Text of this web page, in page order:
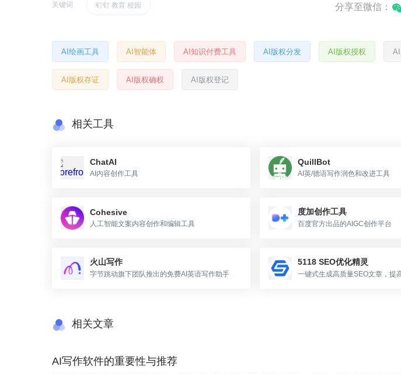
关键词 钉钉 教育 校园 分享至微信：
AI绘画工具 AI智能体 AI知识付费工具 AI版权分发 AI版权授权
AI版权存证 AI版权确权 AI版权登记
相关工具
ChatAI
AI内容创作工具
QuillBot
AI英/德语写作润色和改进工具
Cohesive
人工智能文案内容创作和编辑工具
度加创作工具
百度官方出品的AIGC创作平台
火山写作
字节跳动旗下团队推出的免费AI英语写作助手
5118 SEO优化精灵
一键式生成高质量SEO文章，提
相关文章
AI写作软件的重要性与推荐